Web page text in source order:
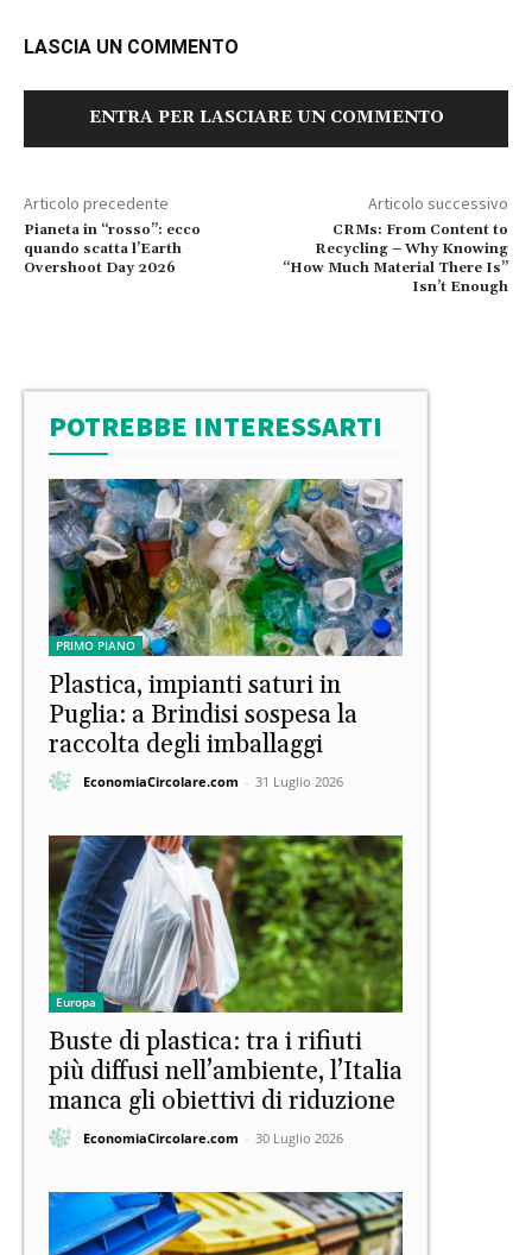
LASCIA UN COMMENTO
ENTRA PER LASCIARE UN COMMENTO
Articolo precedente
Pianeta in “rosso”: ecco
quando scatta l’Earth
Overshoot Day 2026
Articolo successivo
CRMs: From Content to
Recycling – Why Knowing
“How Much Material There Is”
Isn’t Enough
POTREBBE INTERESSARTI
PRIMO PIANO
Plastica, impianti saturi in
Puglia: a Brindisi sospesa la
raccolta degli imballaggi
EconomiaCircolare.com - 31 Luglio 2026
Europa
Buste di plastica: tra i rifiuti
più diffusi nell’ambiente, l’Italia
manca gli obiettivi di riduzione
EconomiaCircolare.com - 30 Luglio 2026